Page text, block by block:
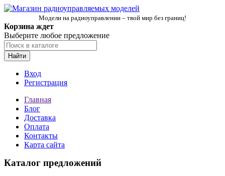
Модели на радиоуправлении – твой мир без границ!
Корзина ждет
Выберите любое предложение
Найти
Вход
Регистрация
Главная
Блог
Доставка
Оплата
Контакты
Карта сайта
Каталог предложений